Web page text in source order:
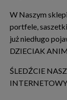
W Naszym
portfele,
już niedługo
DZIECIAK
ŚLEDŹCIE